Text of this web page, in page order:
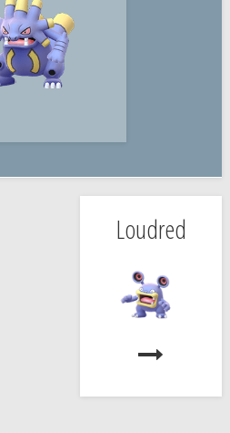
Loudred